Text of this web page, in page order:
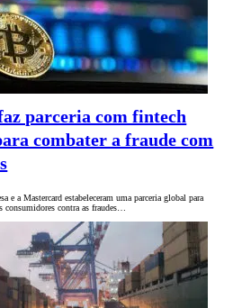
parceria com fintech
combater a fraude com
e a Mastercard estabeleceram uma parceria global para
consumidores contra as fraudes…